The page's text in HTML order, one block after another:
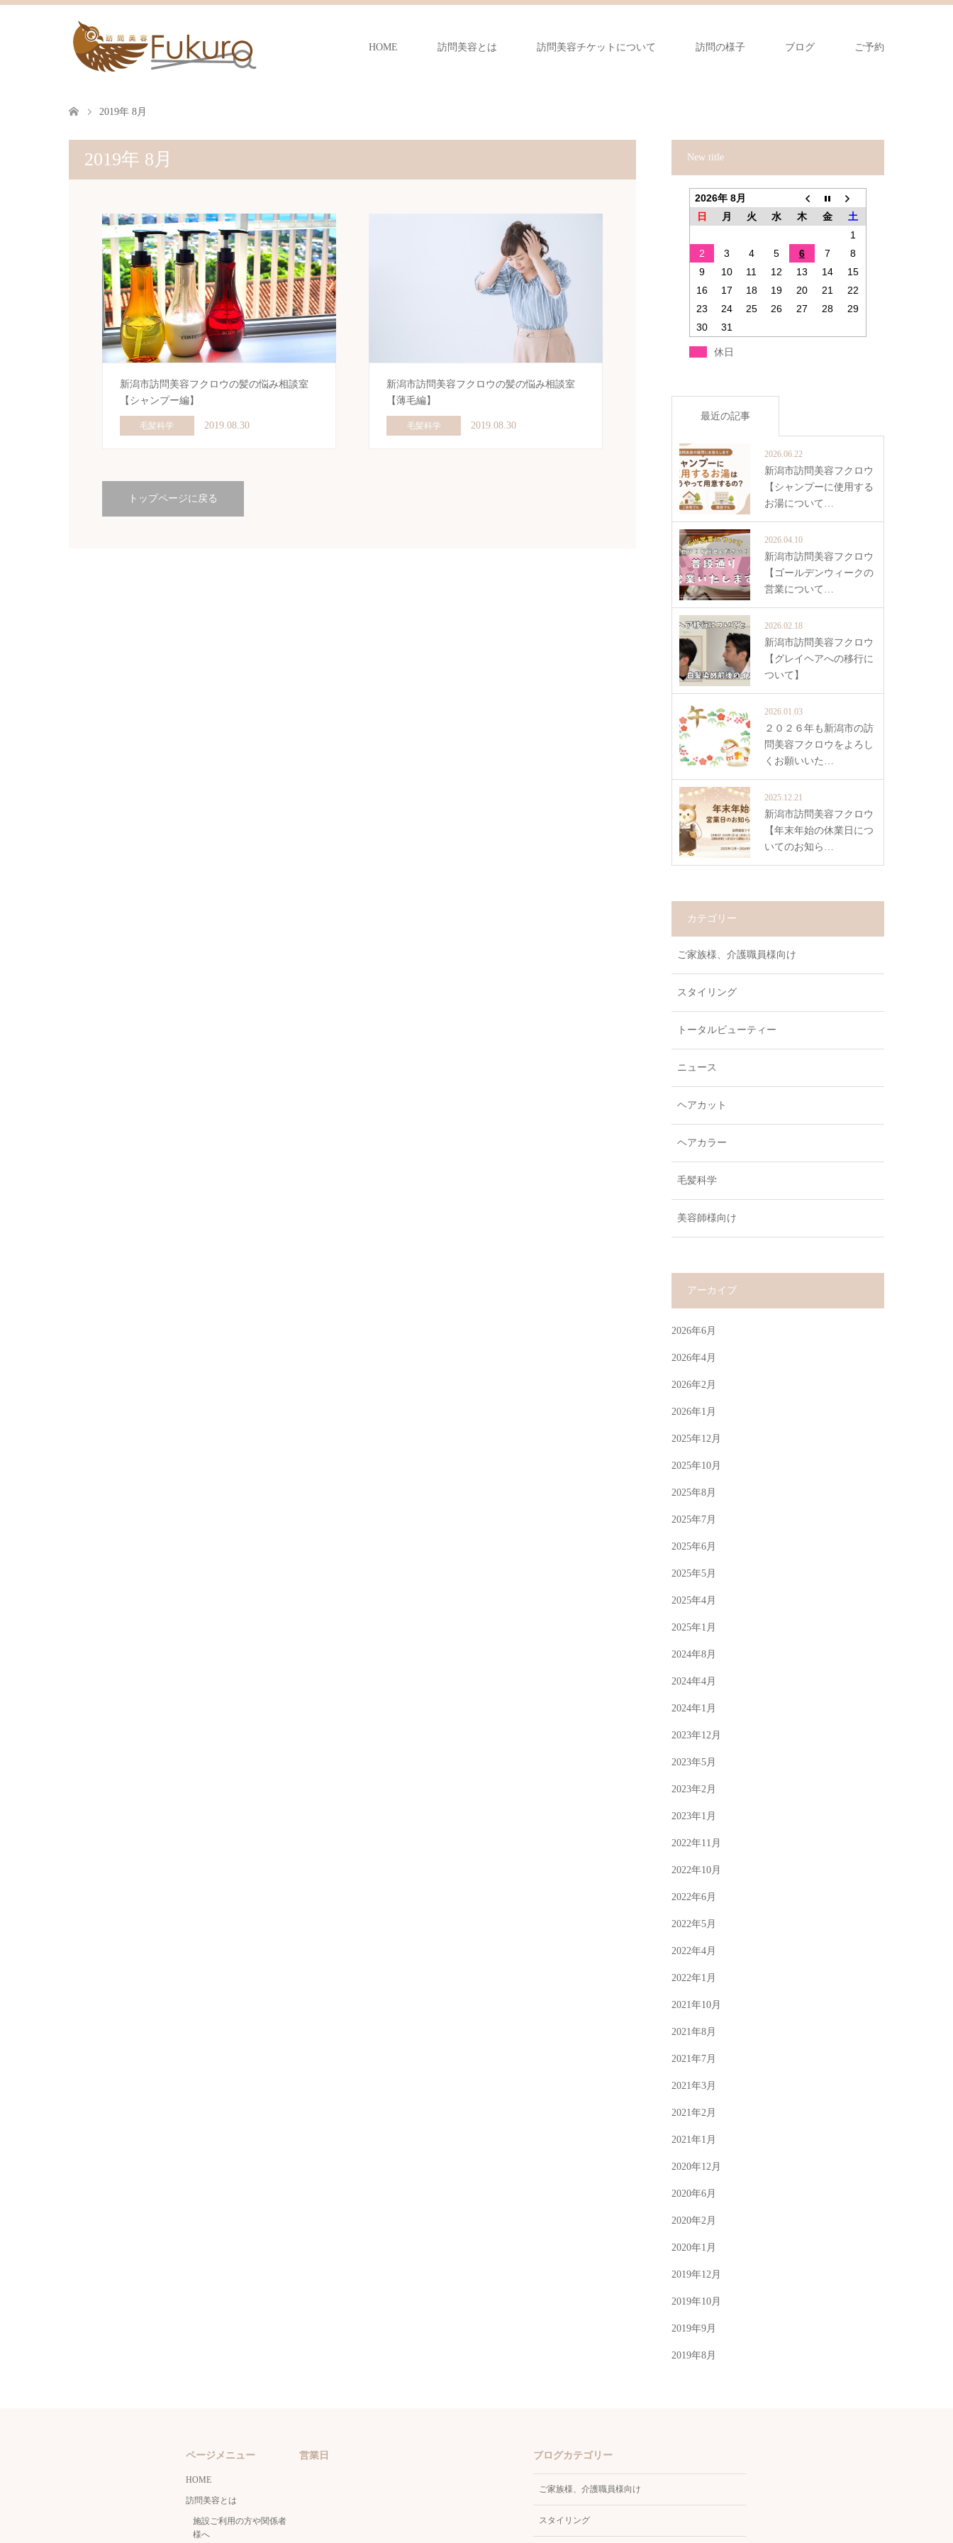
HOME 訪問美容とは 訪問美容チケットについて 訪問の様子 ブログ ご予約
2019年 8月
2019年 8月
新潟市訪問美容フクロウの髪の悩み相談室
【シャンプー編】
毛髪科学 2019.08.30
新潟市訪問美容フクロウの髪の悩み相談室
【薄毛編】
毛髪科学 2019.08.30
トップページに戻る
New title
2026年 8月
日
月 火 水 木 金
土
1
2
3 4 5 6 7
8
9
10 11 12 13 14
15
16
17 18 19 20 21
22
23
24 25 26 27 28
29
30
31
休日
最近の記事
2026.06.22
新潟市訪問美容フクロウ
【シャンプーに使用する
お湯について…
2026.04.10
新潟市訪問美容フクロウ
【ゴールデンウィークの
営業について…
2026.02.18
新潟市訪問美容フクロウ
【グレイヘアへの移行に
ついて】
2026.01.03
２０２６年も新潟市の訪
問美容フクロウをよろし
くお願いいた…
2025.12.21
新潟市訪問美容フクロウ
【年末年始の休業日につ
いてのお知ら…
カテゴリー
ご家族様、介護職員様向け
スタイリング
トータルビューティー
ニュース
ヘアカット
ヘアカラー
毛髪科学
美容師様向け
アーカイブ
2026年6月
2026年4月
2026年2月
2026年1月
2025年12月
2025年10月
2025年8月
2025年7月
2025年6月
2025年5月
2025年4月
2025年1月
2024年8月
2024年4月
2024年1月
2023年12月
2023年5月
2023年2月
2023年1月
2022年11月
2022年10月
2022年6月
2022年5月
2022年4月
2022年1月
2021年10月
2021年8月
2021年7月
2021年3月
2021年2月
2021年1月
2020年12月
2020年6月
2020年2月
2020年1月
2019年12月
2019年10月
2019年9月
2019年8月
ページメニュー
HOME
訪問美容とは
施設ご利用の方や関係者
様へ
営業日 ブログカテゴリー
ご家族様、介護職員様向け
スタイリング